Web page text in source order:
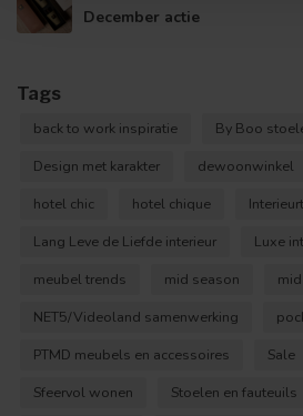
December actie
Tags
back to work inspiratie By Boo
Design met karakter
dewoonwinkel
hotel chic
hotel chique
Lang Leve de Liefde interieur
Luxe
meubel trends
mid season
NET5/Videoland samenwerking
PTMD meubels en accessoires
Sale
Sfeervol wonen
Stoelen en fauteuils